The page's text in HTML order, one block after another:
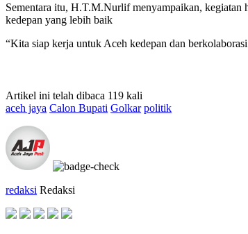
Sementara itu, H.T.M.Nurlif menyampaikan, kegiatan
kedepan yang lebih baik
“Kita siap kerja untuk Aceh kedepan dan
Artikel ini telah dibaca 119 kali
aceh jaya Calon Bupati Golkar politik
redaksi Redaksi